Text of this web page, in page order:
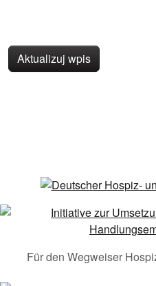
Aktualizuj wpis
Für den Wegweiser